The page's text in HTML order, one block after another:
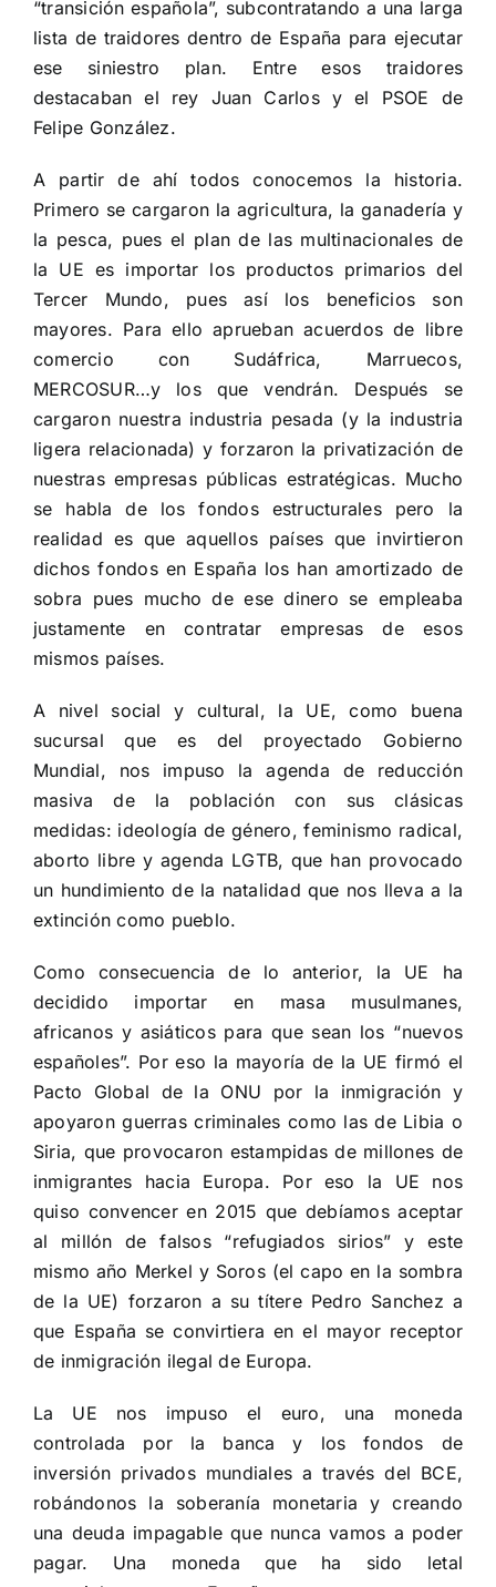
“transición española”, subcontratando a una larga
lista de traidores dentro de España para ejecutar
ese siniestro plan. Entre esos traidores
destacaban el rey Juan Carlos y el PSOE de
Felipe González.
A partir de ahí todos conocemos la historia.
Primero se cargaron la agricultura, la ganadería y
la pesca, pues el plan de las multinacionales de
la UE es importar los productos primarios del
Tercer Mundo, pues así los beneficios son
mayores. Para ello aprueban acuerdos de libre
comercio con Sudáfrica, Marruecos,
MERCOSUR…y los que vendrán. Después se
cargaron nuestra industria pesada (y la industria
ligera relacionada) y forzaron la privatización de
nuestras empresas públicas estratégicas. Mucho
se habla de los fondos estructurales pero la
realidad es que aquellos países que invirtieron
dichos fondos en España los han amortizado de
sobra pues mucho de ese dinero se empleaba
justamente en contratar empresas de esos
mismos países.
A nivel social y cultural, la UE, como buena
sucursal que es del proyectado Gobierno
Mundial, nos impuso la agenda de reducción
masiva de la población con sus clásicas
medidas: ideología de género, feminismo radical,
aborto libre y agenda LGTB, que han provocado
un hundimiento de la natalidad que nos lleva a la
extinción como pueblo.
Como consecuencia de lo anterior, la UE ha
decidido importar en masa musulmanes,
africanos y asiáticos para que sean los “nuevos
españoles”. Por eso la mayoría de la UE firmó el
Pacto Global de la ONU por la inmigración y
apoyaron guerras criminales como las de Libia o
Siria, que provocaron estampidas de millones de
inmigrantes hacia Europa. Por eso la UE nos
quiso convencer en 2015 que debíamos aceptar
al millón de falsos “refugiados sirios” y este
mismo año Merkel y Soros (el capo en la sombra
de la UE) forzaron a su títere Pedro Sanchez a
que España se convirtiera en el mayor receptor
de inmigración ilegal de Europa.
La UE nos impuso el euro, una moneda
controlada por la banca y los fondos de
inversión privados mundiales a través del BCE,
robándonos la soberanía monetaria y creando
una deuda impagable que nunca vamos a poder
pagar. Una moneda que ha sido letal